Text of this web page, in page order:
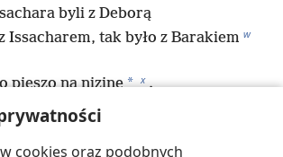
cookies oraz podobnych
byli z Deborą
Issacharem, tak było z Barakiem w
pieszo na nizinę * x .
Rubena serca wielu były